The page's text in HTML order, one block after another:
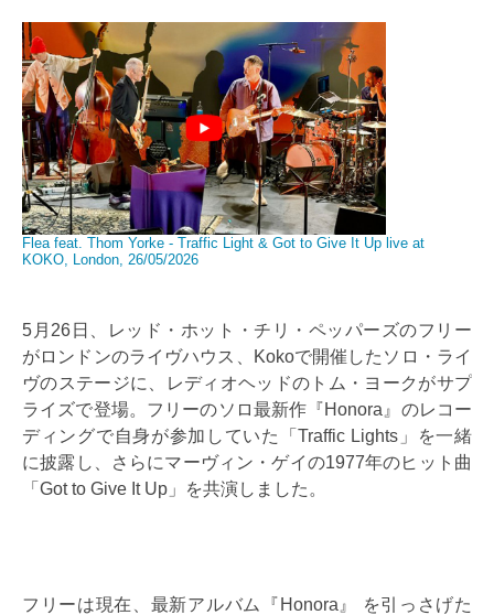
Flea feat. Thom Yorke - Traffic Light & Got to Give It Up live at
KOKO, London, 26/05/2026
5月26日、レッド・ホット・チリ・ペッパーズのフリー
がロンドンのライヴハウス、Kokoで開催したソロ・ライ
ヴのステージに、レディオヘッドのトム・ヨークがサプ
ライズで登場。フリーのソロ最新作『Honora』のレコー
ディングで自身が参加していた「Traffic Lights」を一緒
に披露し、さらにマーヴィン・ゲイの1977年のヒット曲
「Got to Give It Up」を共演しました。
フリーは現在、最新アルバム『Honora』 を引っさげた